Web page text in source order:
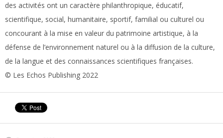
des activités ont un caractère philanthropique, éducatif,
scientifique, social, humanitaire, sportif, familial ou culturel ou
concourant à la mise en valeur du patrimoine artistique, à la
défense de l’environnement naturel ou à la diffusion de la culture,
de la langue et des connaissances scientifiques françaises.
© Les Echos Publishing 2022